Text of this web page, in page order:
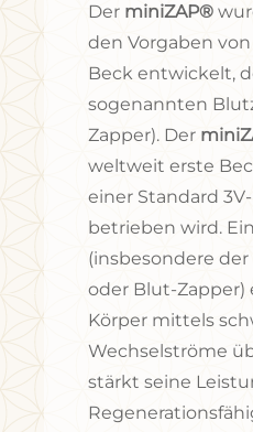
Der miniZAP®
den Vorgaben von
Beck entwickelt,
sogenannten
Zapper). Der
weltweit erste
einer Standard
betrieben wird.
(insbesondere
oder Blut-
Körper mittels
Wechselströme
stärkt seine